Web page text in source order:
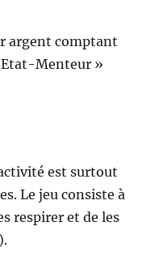
argent comptant
Menteur »
est surtout
Le jeu consiste à
respirer et de les